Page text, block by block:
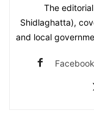
The
Shidlaghatta),
and local
Facebook